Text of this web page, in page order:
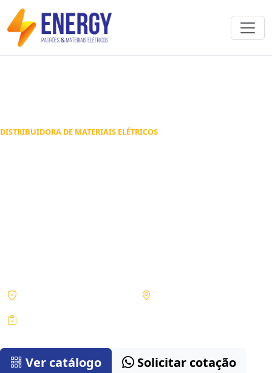
DISTRIBUIDORA DE MATERIAIS ELÉTRICOS
Ver catálogo Solicitar cotação